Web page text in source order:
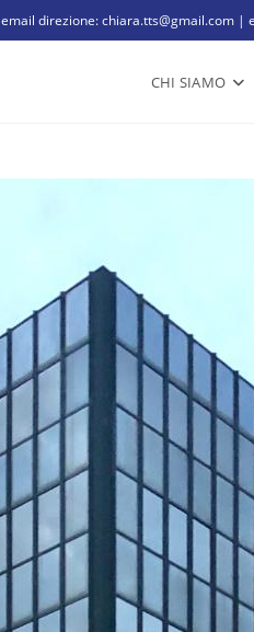
email direzione: chiara.tts@gmail.com |
CHI SIAMO